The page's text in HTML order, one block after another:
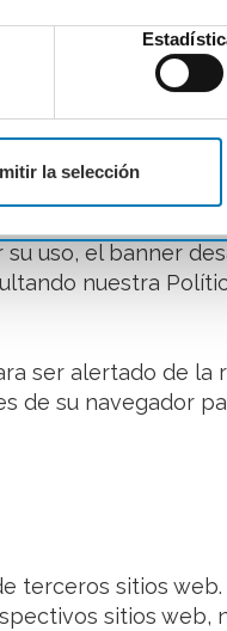
la selección
o concursos
la audiencia,
del usuario.
publicidad
A todo usuario
uso, el banner
nuestra
ser alertado de
de su navegador
sitios
sitios web,